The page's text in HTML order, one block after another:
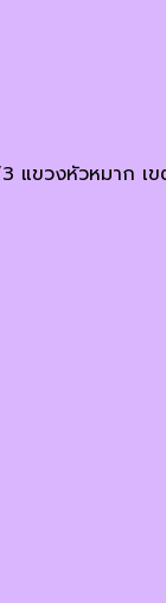
แขวงหัวหมาก เ